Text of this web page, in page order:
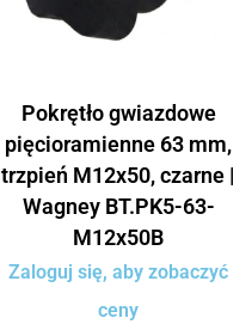
Pokrętło gwiazdowe
pięcioramienne 63 mm,
trzpień M12x50, czarne |
Wagney BT.PK5-63-
M12x50B
Zaloguj się, aby zobaczyć
ceny